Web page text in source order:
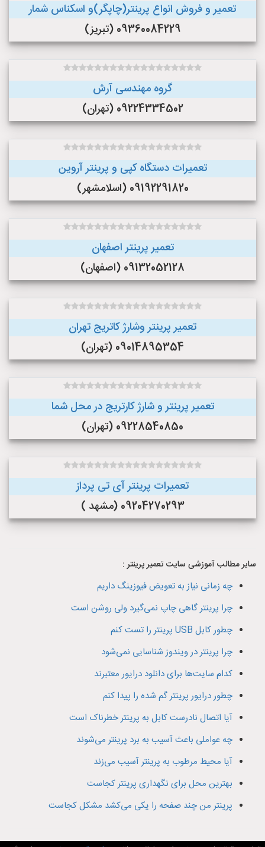
تعمیر و فروش انواع پرینتر(چاپگر)و اسکناس شمار
09360084229 (تبریز)
گروه مهندسی آرش
09224334502 (تهران)
تعمیرات دستگاه کپی و پرینتر آروین
09192291820 (اسلامشهر)
تعمیر پرینتر اصفهان
09132052128 (اصفهان)
تعمیر پرینتر وشارژ کاتریج تهران
09014895354 (تهران)
تعمیر پرینتر و شارژ کارتریج در محل شما
09228540850 (تهران)
تعمیرات پرینتر آی تی پرداز
09204270293 (مشهد )
سایر مطالب آموزشی سایت تعمیر پرینتر :
چه زمانی نیاز به تعویض فیوزینگ داریم
چرا پرینتر گاهی چاپ نمی‌گیرد ولی روشن است
چطور کابل USB پرینتر را تست کنم
چرا پرینتر در ویندوز شناسایی نمی‌شود
کدام سایت‌ها برای دانلود درایور معتبرند
چطور درایور پرینتر گم شده را پیدا کنم
آیا اتصال نادرست کابل به پرینتر خطرناک است
چه عواملی باعث آسیب به برد پرینتر می‌شوند
آیا محیط مرطوب به پرینتر آسیب می‌زند
بهترین محل برای نگهداری پرینتر کجاست
پرینتر من چند صفحه را یکی می‌کشد مشکل کجاست